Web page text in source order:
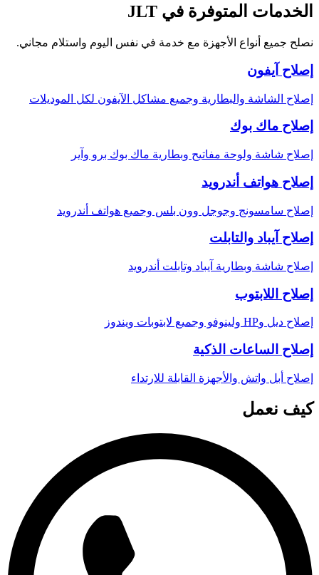
الخدمات المتوفرة في JLT
نصلح جميع أنواع الأجهزة مع خدمة في نفس اليوم واستلام مجاني.
إصلاح آيفون
إصلاح الشاشة والبطارية وجميع مشاكل الآيفون لكل الموديلات
إصلاح ماك بوك
إصلاح شاشة ولوحة مفاتيح وبطارية ماك بوك برو وآير
إصلاح هواتف أندرويد
إصلاح سامسونج وجوجل وون بلس وجميع هواتف أندرويد
إصلاح آيباد والتابلت
إصلاح شاشة وبطارية آيباد وتابلت أندرويد
إصلاح اللابتوب
إصلاح ديل وHP ولينوفو وجميع لابتوبات ويندوز
إصلاح الساعات الذكية
إصلاح أبل واتش والأجهزة القابلة للارتداء
كيف نعمل